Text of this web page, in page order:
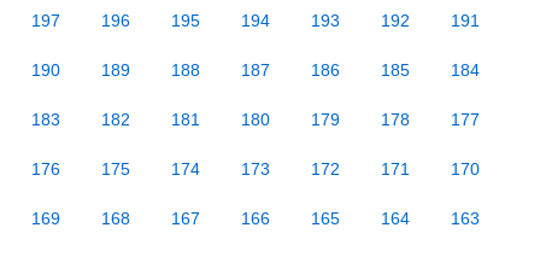
197 196 195 194 193 192 191
190 189 188 187 186 185 184
183 182 181 180 179 178 177
176 175 174 173 172 171 170
169 168 167 166 165 164 163